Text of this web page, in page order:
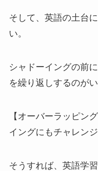
そして、英語の土台
い。
シャドーイングの前
を繰り返しするのが
【オーバーラッピン
イングにもチャレン
そうすれば、英語学